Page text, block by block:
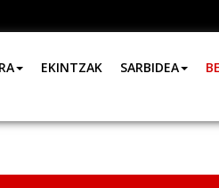
EKINTZAK SARBIDEA